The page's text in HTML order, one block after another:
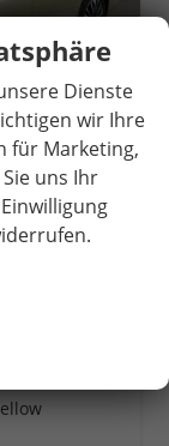
Dienste
wir Ihre
für Marketing,
uns Ihr